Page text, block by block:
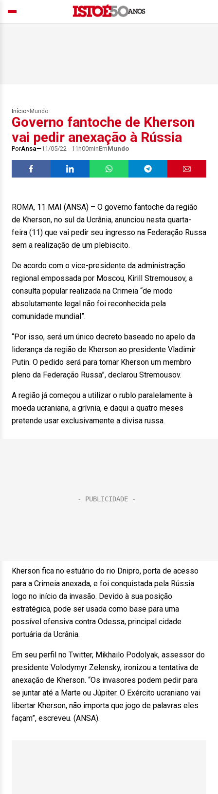
Início> Mundo
Governo fantoche de Kherson
vai pedir anexação à Rússia
PorAnsa 11/05/22 - 11h00minEmMundo
ROMA, 11 MAI (ANSA) – O governo fantoche da região
de Kherson, no sul da Ucrânia, anunciou nesta quarta-
feira (11) que vai pedir seu ingresso na Federação Russa
sem a realização de um plebiscito.
De acordo com o vice-presidente da administração
regional empossada por Moscou, Kirill Stremousov, a
consulta popular realizada na Crimeia “de modo
absolutamente legal não foi reconhecida pela
comunidade mundial”.
“Por isso, será um único decreto baseado no apelo da
liderança da região de Kherson ao presidente Vladimir
Putin. O pedido será para tornar Kherson um membro
pleno da Federação Russa”, declarou Stremousov.
A região já começou a utilizar o rublo paralelamente à
moeda ucraniana, a grívnia, e daqui a quatro meses
pretende usar exclusivamente a divisa russa.
Kherson fica no estuário do rio Dnipro, porta de acesso
para a Crimeia anexada, e foi conquistada pela Rússia
logo no início da invasão. Devido à sua posição
estratégica, pode ser usada como base para uma
possível ofensiva contra Odessa, principal cidade
portuária da Ucrânia.
Em seu perfil no Twitter, Mikhailo Podolyak, assessor do
presidente Volodymyr Zelensky, ironizou a tentativa de
anexação de Kherson. “Os invasores podem pedir para
se juntar até a Marte ou Júpiter. O Exército ucraniano vai
libertar Kherson, não importa que jogo de palavras eles
façam”, escreveu. (ANSA).